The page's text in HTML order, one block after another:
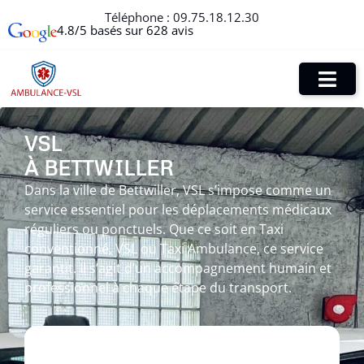
Téléphone : 09.75.18.12.30
4.8/5 basés sur 628 avis
VSL
À BETTWILLER
Dans la ville de Bettwiller, VSL s’impose comme un
service essentiel pour les déplacements médicaux
réguliers ou ponctuels. Que ce soit en Taxi
conventionné, VSL ou Taxi Ambulance, ce service
garantit. Il s’agit d’un accompagnement humain et
professionnel à chaque étape du transport.